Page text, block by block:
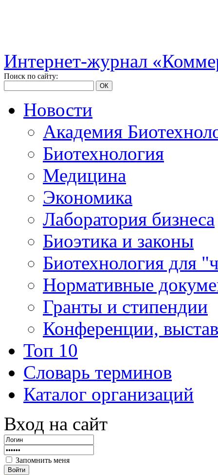
Интернет-журнал
Поиск по сайту:
ОК
Новости
Академия
Биотехнология
Медицина
Экономика
Лаборатория бизнеса
Биоэтика и законы
Биотехнология для
Нормативные
Гранты и стипендии
Конференции,
Топ 10
Словарь терминов
Каталог организаций
Вход на сайт
Запомнить меня
Войти